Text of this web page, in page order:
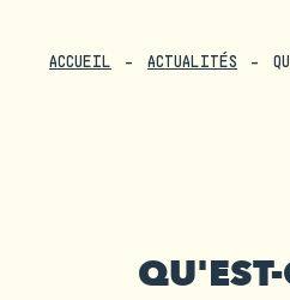
ACCUEIL ACTUALITÉS